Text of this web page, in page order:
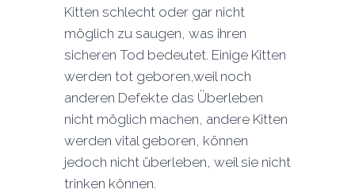
Kitten schlecht oder gar nicht
möglich zu saugen, was ihren
sicheren Tod bedeutet. Einige Kitten
werden tot geboren,weil noch
anderen Defekte das Überleben
nicht möglich machen, andere Kitten
werden vital geboren, können
jedoch nicht überleben, weil sie nicht
trinken können.